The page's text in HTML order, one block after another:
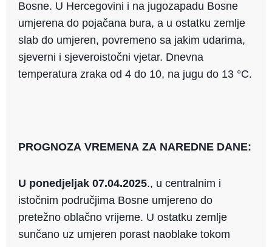
Bosne. U Hercegovini i na jugozapadu Bosne
umjerena do pojačana bura, a u ostatku zemlje
slab do umjeren, povremeno sa jakim udarima,
sjeverni i sjeveroistočni vjetar. Dnevna
temperatura zraka od 4 do 10, na jugu do 13 °C.
PROGNOZA VREMENA ZA NAREDNE DANE:
U ponedjeljak 07.04.2025., u centralnim i
istočnim područjima Bosne umjereno do
pretežno oblačno vrijeme. U ostatku zemlje
sunčano uz umjeren porast naoblake tokom